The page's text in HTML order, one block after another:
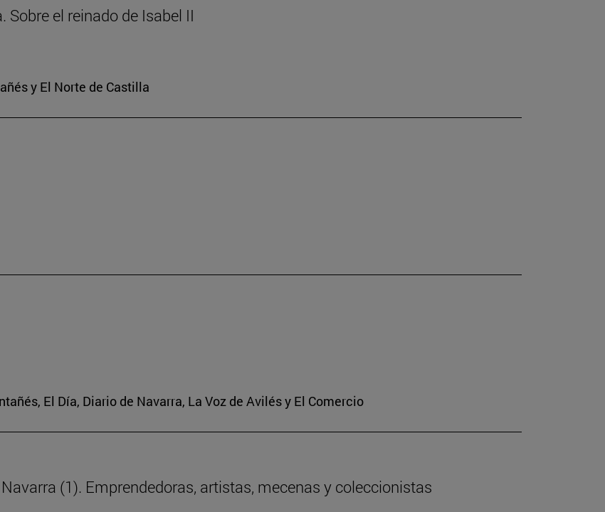
el reinado de Isabel II
y El Norte de Castilla
El Día, Diario de Navarra, La Voz de Avilés y El Comercio
(1). Emprendedoras, artistas, mecenas y coleccionistas